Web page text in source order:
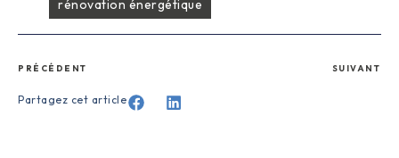
rénovation énergétique
PRÉCÉDENT SUIVANT
Partagez cet article